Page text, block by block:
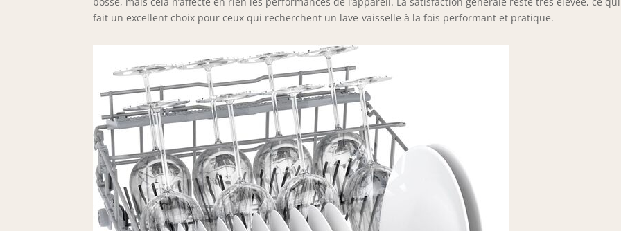
fait un excellent choix pour ceux qui recherchent un lave-vaisselle à la fois performant et pratique.